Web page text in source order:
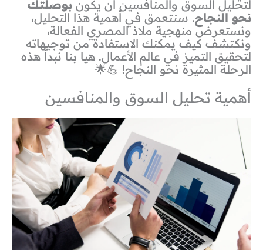
لتحليل السوق والمنافسين أن يكون بوصلتك
نحو النجاح. سنتعمق في أهمية هذا التحليل،
ونستعرض منهجية ملاذ المصري الفعالة،
ونكتشف كيف يمكنك الاستفادة من توجيهاته
لتحقيق التميز في عالم الأعمال. هيا بنا نبدأ هذه
الرحلة المثيرة نحو النجاح! 💪🌟
أهمية تحليل السوق والمنافسين